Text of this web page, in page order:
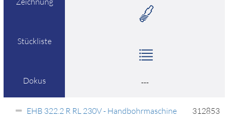
Stückliste
Dokus ---
EHB 322.2 R RL 230V - Handbohrmaschine 312853